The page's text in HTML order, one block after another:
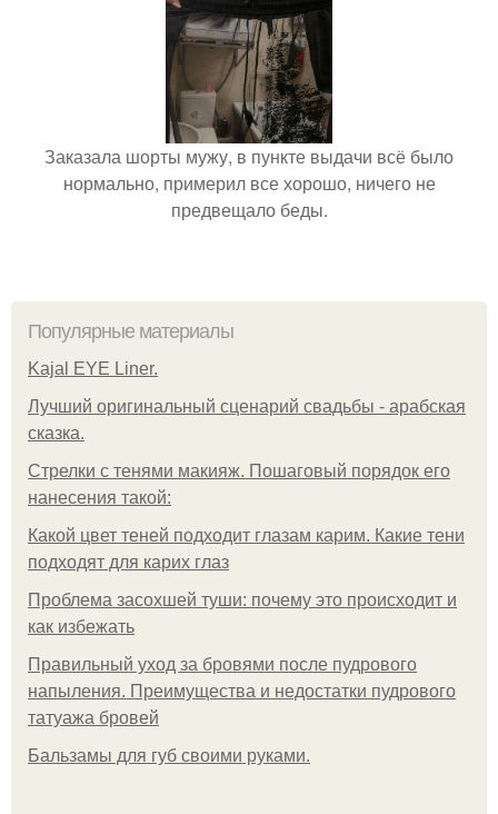
Заказала шорты мужу, в пункте выдачи всё было
нормально, примерил все хорошо, ничего не
предвещало беды.
Популярные материалы
Kajal EYE Liner.
Лучший оригинальный сценарий свадьбы - арабская
сказка.
Стрелки с тенями макияж. Пошаговый порядок его
нанесения такой:
Какой цвет теней подходит глазам карим. Какие тени
подходят для карих глаз
Проблема засохшей туши: почему это происходит и
как избежать
Правильный уход за бровями после пудрового
напыления. Преимущества и недостатки пудрового
татуажа бровей
Бальзамы для губ своими руками.